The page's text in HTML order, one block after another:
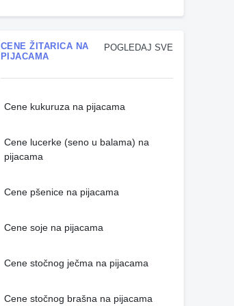
POGLEDAJ SVE
CENE ŽITARICA NA
PIJACAMA
Cene kukuruza na pijacama
Cene lucerke (seno u balama) na
pijacama
Cene pšenice na pijacama
Cene soje na pijacama
Cene stočnog ječma na pijacama
Cene stočnog brašna na pijacama